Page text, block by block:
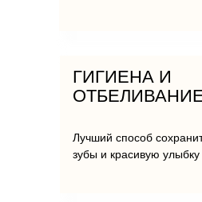
Лучший способ
зубы и красивую улыбку
ГИГИЕНА И